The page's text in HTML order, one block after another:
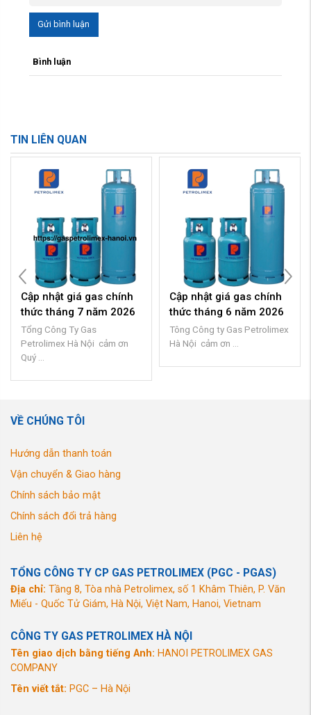
Gửi bình luận
Bình luận
TIN LIÊN QUAN
nhật giá gas chính
tháng 7 năm 2026
Công Ty Gas
Hà Nội cảm ơn
Cập nhật giá gas chính
thức tháng 6 năm 2026
Tông Công ty Gas Petrolimex
Hà Nội cảm ơn ...
Tổng
VỀ CHÚNG TÔI
Hướng dẫn thanh toán
Vận chuyển & Giao hàng
Chính sách bảo mật
Chính sách đổi trả hàng
Liên hệ
TỔNG CÔNG TY CP GAS PETROLIMEX (PGC - PGAS)
Địa chỉ: Tầng 8, Tòa nhà Petrolimex, số 1 Khâm Thiên, P. Văn
Miếu - Quốc Tử Giám, Hà Nội, Việt Nam, Hanoi, Vietnam
CÔNG TY GAS PETROLIMEX HÀ NỘI
Tên giao dịch bằng tiếng Anh: HANOI PETROLIMEX GAS
COMPANY
Tên viết tắt: PGC – Hà Nội